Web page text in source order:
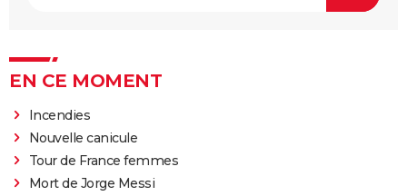
EN CE MOMENT
Incendies
Nouvelle canicule
Tour de France femmes
Mort de Jorge Messi